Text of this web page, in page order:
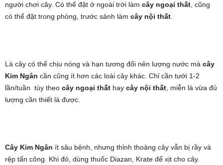
người chơi cây. Có thể đặt ở ngoài trời làm cây ngoại thất , cũng
có thể đặt trong phòng, trước sảnh làm cây nội thất
Là cây có thể chịu nóng và hạn tương đối nên lượng nước mà cây
Kim Ngân cần cũng ít hơn các loài cây khác. Chỉ cần tưới 1-2
lần/tuần tùy theo cây ngoại thất hay cây nội thất , miễn là vừa đủ
lượng cần thiết là được.
Cây Kim Ngân ít sâu bệnh, nhưng thỉnh thoảng cây vẫn bị rầy và
rệp tấn công. Khi đó, dùng thuốc Diazan, Krate để xịt cho cây.